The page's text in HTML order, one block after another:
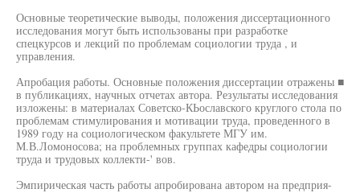
Основные теоретические выводы, положения диссертационного
исследования могут быть использованы при разработке
спецкурсов и лекций по проблемам социологии труда , и
управления.
Апробация работы. Основные положения диссертации отражены ■
в публикациях, научных отчетах автора. Результаты исследования
изложены: в материалах Советско-КЬославского круглого стола по
проблемам стимулирования и мотивации труда, проведенного в
1989 году на социологическом факультете МГУ им.
М.В.Ломоносова; на проблемных группах кафедры социологии
труда и трудовых коллекти-' вов.
Эмпирическая часть работы апробирована автором на предприя-